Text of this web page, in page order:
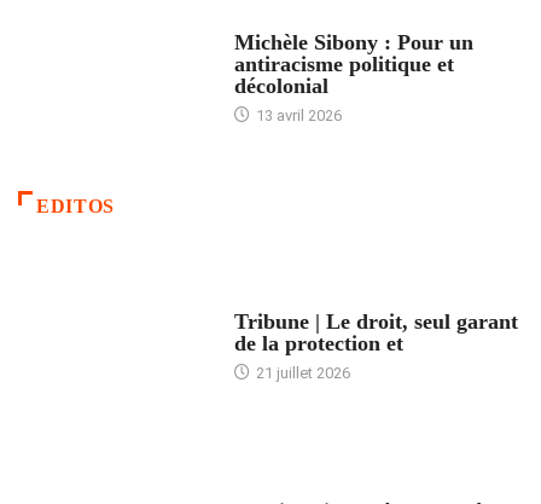
Michèle Sibony : Pour un
antiracisme politique et
décolonial
13 avril 2026
EDITOS
Tribune | Le droit, seul garant
de la protection et
21 juillet 2026